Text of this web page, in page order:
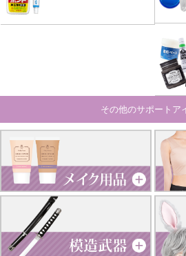
その他のサポートア